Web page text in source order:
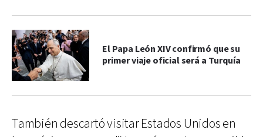
El Papa León XIV confirmó que su
primer viaje oficial será a Turquía
También descartó visitar Estados Unidos en